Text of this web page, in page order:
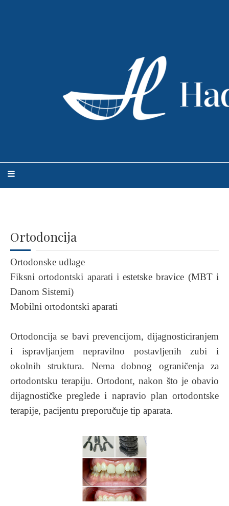
Ortodoncija
Ortodonske udlage
Fiksni ortodontski aparati i estetske bravice (MBT i
Danom Sistemi)
Mobilni ortodontski aparati
Ortodoncija se bavi prevencijom, dijagnosticiranjem
i ispravljanjem nepravilno postavljenih zubi i
okolnih struktura. Nema dobnog ograničenja za
ortodontsku terapiju. Ortodont, nakon što je obavio
dijagnostičke preglede i napravio plan ortodontske
terapije, pacijentu preporučuje tip aparata.